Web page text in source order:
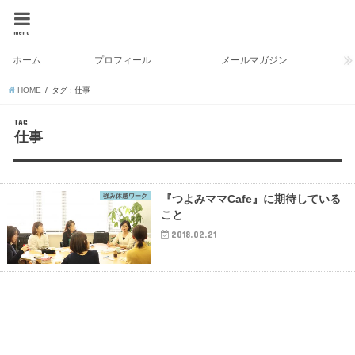
menu
ホーム プロフィール メールマガジン
HOME タグ : 仕事
TAG
仕事
強み体感ワーク
『つよみママCafe』に期待している
こと
2018.02.21